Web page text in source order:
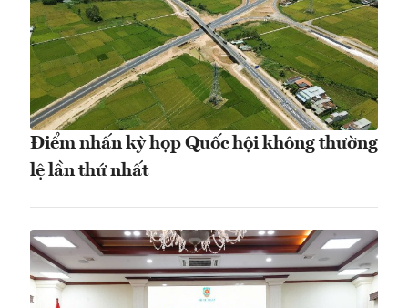
Điểm nhấn kỳ họp Quốc hội không thường
lệ lần thứ nhất